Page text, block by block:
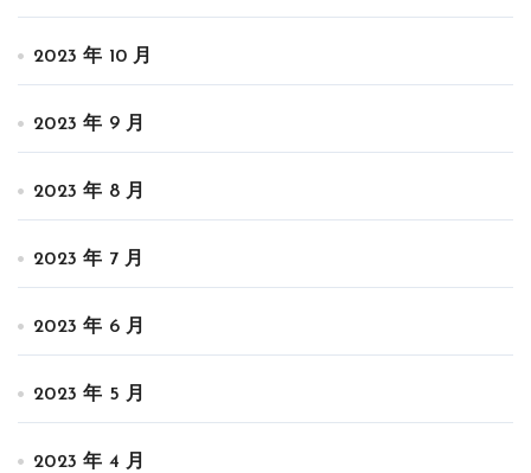
2023 年 10 月
2023 年 9 月
2023 年 8 月
2023 年 7 月
2023 年 6 月
2023 年 5 月
2023 年 4 月